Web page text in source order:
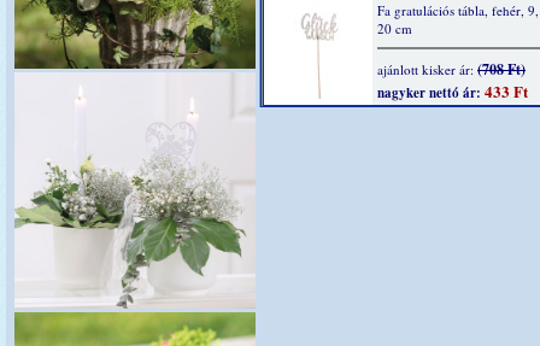
Fa gratulációs tábla, fehér,
20 cm
ajánlott kisker ár: (708 Ft)
nagyker nettó ár: 433 Ft